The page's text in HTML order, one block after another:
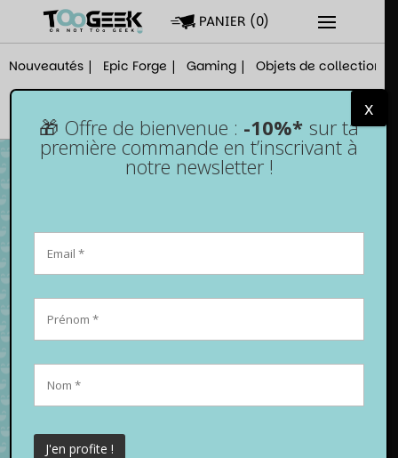
PANIER (0)
Nouveautés Epic Forge Gaming Objets de collection
🎁 Offre de bienvenue : -10%* sur ta
première commande en t’inscrivant à
notre newsletter !
x